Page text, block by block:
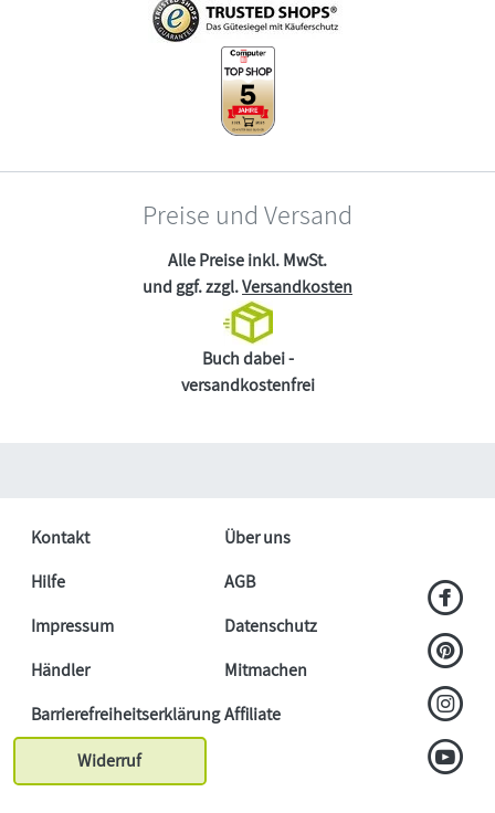
Preise und Versand
Alle Preise inkl. MwSt.
und ggf. zzgl.Versandkosten
Buch dabei -
versandkostenfrei
Kontakt
Über uns
Hilfe
AGB
Impressum
Datenschutz
Händler
Mitmachen
BarrierefreiheitserklärungAffiliate
Widerruf